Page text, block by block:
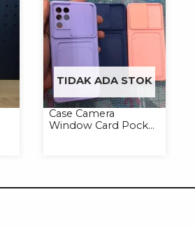
TIDAK ADA STOK
Case Camera
Window Card Pocket